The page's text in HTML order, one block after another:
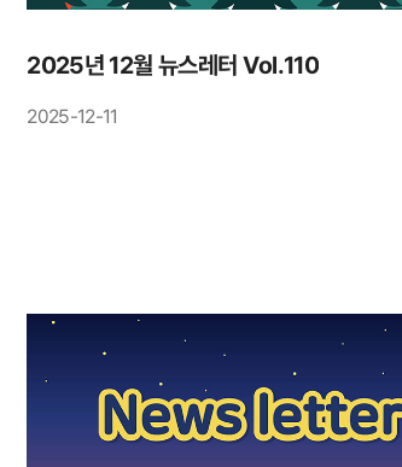
2025년 12월 뉴스레터 Vol.110
2025-12-11